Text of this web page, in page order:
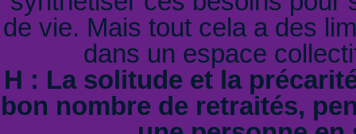
de vie. Mais tout cela a des
dans un espace
H : La solitude et la
bon nombre de retraités,